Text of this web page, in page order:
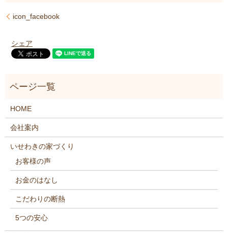
icon_facebook
シェア
HOME
会社案内
いせわきの家づくり
お客様の声
お金のはなし
こだわりの断熱
5つの安心